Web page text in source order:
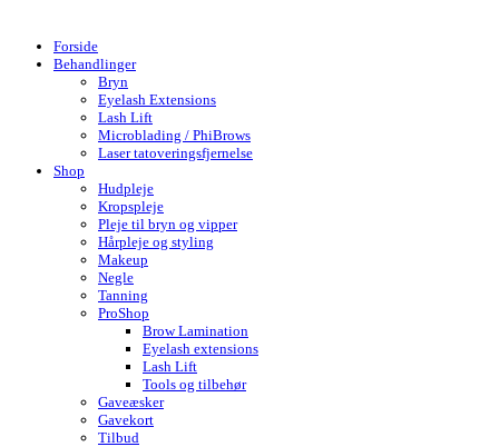
Forside
Behandlinger
Bryn
Eyelash Extensions
Lash Lift
Microblading / PhiBrows
Laser tatoveringsfjernelse
Shop
Hudpleje
Kropspleje
Pleje til bryn og vipper
Hårpleje og styling
Makeup
Negle
Tanning
ProShop
Brow Lamination
Eyelash extensions
Lash Lift
Tools og tilbehør
Gaveæsker
Gavekort
Tilbud